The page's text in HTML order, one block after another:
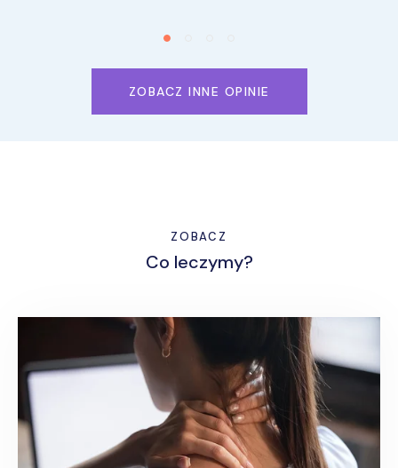
ZOBACZ INNE OPINIE
ZOBACZ
Co leczymy?